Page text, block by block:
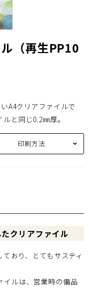
（再生PP10
A4クリアファイルで
と同じ0.2㎜厚。
印刷方法
クリアファイル
おり、とてもサスティ
イルは、営業時の備品